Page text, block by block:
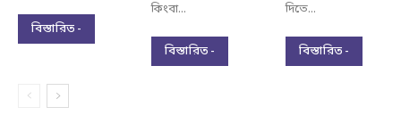
বিস্তারিত -
কিংবা...
বিস্তারিত -
দিতে...
বিস্তারিত -